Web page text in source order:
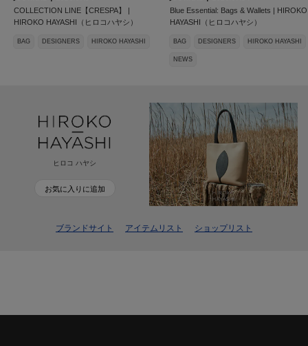
COLLECTION LINE【CRESPA】 |
HIROKO HAYASHI（ヒロコハヤシ）
BAG DESIGNERS HIROKO HAYASHI
Blue Essential: Bags & Wallets | HIROKO
HAYASHI（ヒロコハヤシ）
BAG DESIGNERS HIROKO HAYASHI
NEWS
ヒロコ ハヤシ
お気に入りに追加
ブランドサイト アイテムリスト ショップリスト